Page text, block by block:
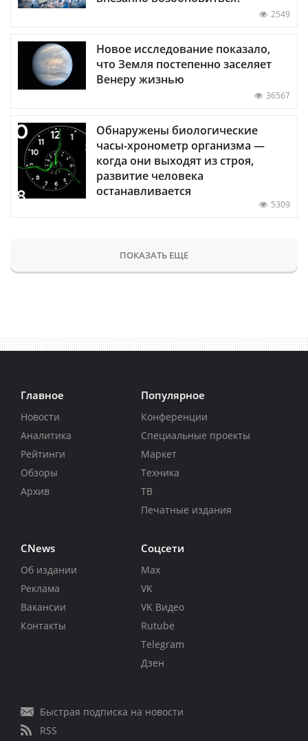
2549
Новое исследование показало,
что Земля постепенно заселяет
Венеру жизнью
36567
Обнаружены биологические
часы-хронометр организма —
когда они выходят из строя,
развитие человека
останавливается
5309
ПОКАЗАТЬ ЕЩЕ
Главное
Новости
Аналитика
Рейтинги
Обзоры
Архив
Популярное
Конференции
Специальные проекты
Маркет
Техника
ТВ
Печатные издания
CNews
Об издании
Реклама
Вакансии
Контакты
Соцсети
Max
VK
VK Видео
Rutube
Telegram
Дзен
Быстрая подписка на новости
RSS